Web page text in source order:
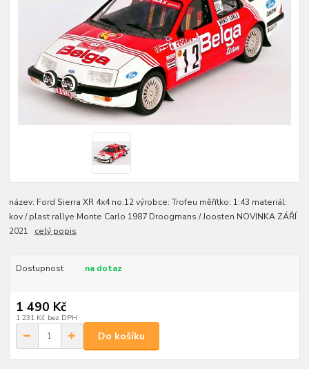
název: Ford Sierra XR 4x4 no.12 výrobce: Trofeu měřítko: 1:43 materiál:
kov / plast rallye Monte Carlo 1987 Droogmans / Joosten NOVINKA ZÁŘÍ
2021 celý popis
Dostupnost na dotaz
1 490 Kč
1 231 Kč bez DPH
Do košíku